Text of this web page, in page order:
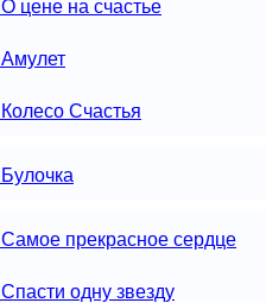
О цене на счастье
Амулет
Колесо Счастья
Булочка
Самое прекрасное сердце
Спасти одну звезду